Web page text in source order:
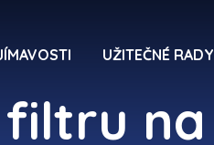
UŽITEČNÉ RADY
filtru na